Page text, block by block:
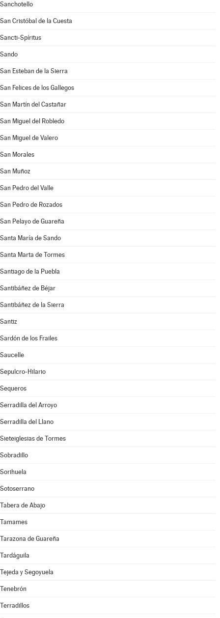
Sanchotello
San Cristóbal de la Cuesta
Sancti-Spíritus
Sando
San Esteban de la Sierra
San Felices de los Gallegos
San Martín del Castañar
San Miguel del Robledo
San Miguel de Valero
San Morales
San Muñoz
San Pedro del Valle
San Pedro de Rozados
San Pelayo de Guareña
Santa María de Sando
Santa Marta de Tormes
Santiago de la Puebla
Santibáñez de Béjar
Santibáñez de la Sierra
Santiz
Sardón de los Frailes
Saucelle
Sepulcro-Hilario
Sequeros
Serradilla del Arroyo
Serradilla del Llano
Sieteiglesias de Tormes
Sobradillo
Sorihuela
Sotoserrano
Tabera de Abajo
Tamames
Tarazona de Guareña
Tardáguila
Tejeda y Segoyuela
Tenebrón
Terradillos